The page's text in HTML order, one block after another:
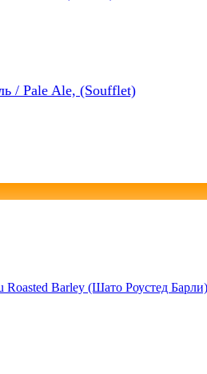
/ Pale Ale, (Soufflet)